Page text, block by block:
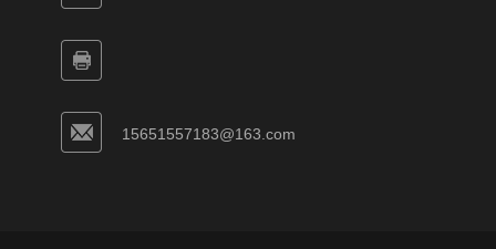
15651557183@163.com